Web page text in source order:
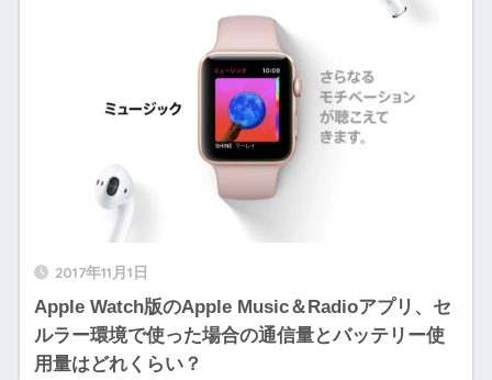
2017年11月1日
Apple Watch版のApple Music＆Radioアプリ、セ
ルラー環境で使った場合の通信量とバッテリー使
用量はどれくらい？